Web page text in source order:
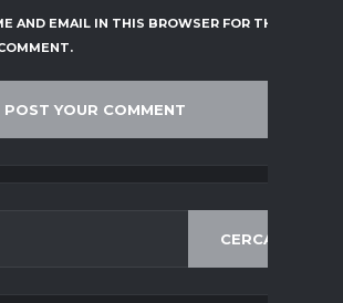
AND EMAIL IN THIS BROWSER FOR THE
CERCA